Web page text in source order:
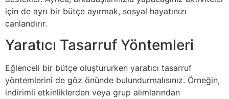
için de ayrı bir bütçe ayırmak, sosyal hayatınızı
canlandırır.
Yaratıcı Tasarruf Yöntemleri
Eğlenceli bir bütçe oluştururken yaratıcı tasarruf
yöntemlerini de göz önünde bulundurmalısınız. Örneğin,
indirimli etkinliklerden veya grup alımlarından